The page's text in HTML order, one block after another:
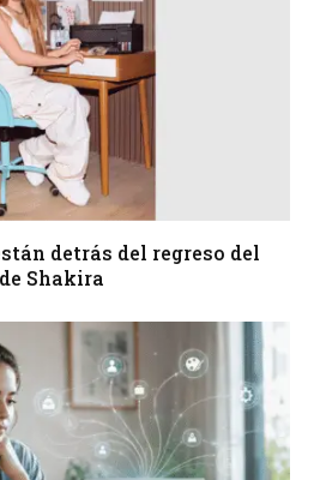
detrás del regreso del
Shakira